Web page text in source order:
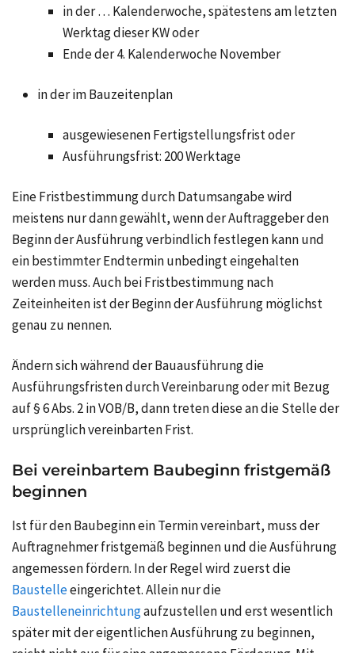
in der … Kalenderwoche, spätestens am letzten
Werktag dieser KW oder
Ende der 4. Kalenderwoche November
in der im Bauzeitenplan
ausgewiesenen Fertigstellungsfrist oder
Ausführungsfrist: 200 Werktage
Eine Fristbestimmung durch Datumsangabe wird
meistens nur dann gewählt, wenn der Auftraggeber den
Beginn der Ausführung verbindlich festlegen kann und
ein bestimmter Endtermin unbedingt eingehalten
werden muss. Auch bei Fristbestimmung nach
Zeiteinheiten ist der Beginn der Ausführung möglichst
genau zu nennen.
Ändern sich während der Bauausführung die
Ausführungsfristen durch Vereinbarung oder mit Bezug
auf § 6 Abs. 2 in VOB/B, dann treten diese an die Stelle der
ursprünglich vereinbarten Frist.
Bei vereinbartem Baubeginn fristgemäß
beginnen
Ist für den Baubeginn ein Termin vereinbart, muss der
Auftragnehmer fristgemäß beginnen und die Ausführung
angemessen fördern. In der Regel wird zuerst die
Baustelleeingerichtet. Allein nur die
Baustelleneinrichtungaufzustellen und erst wesentlich
später mit der eigentlichen Ausführung zu beginnen,